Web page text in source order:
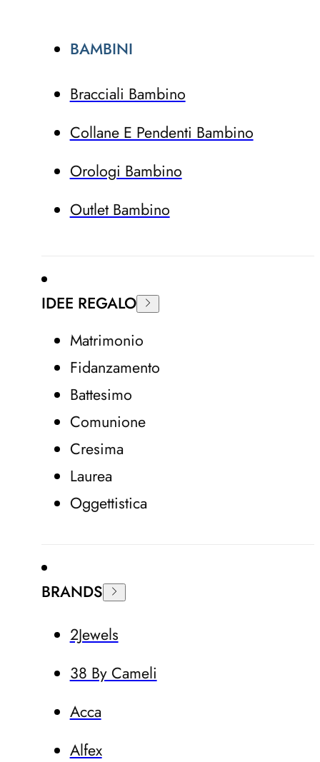
BAMBINI
Bracciali Bambino
Collane E Pendenti Bambino
Orologi Bambino
Outlet Bambino
IDEE REGALO
Matrimonio
Fidanzamento
Battesimo
Comunione
Cresima
Laurea
Oggettistica
BRANDS
2Jewels
38 By Cameli
Acca
Alfex